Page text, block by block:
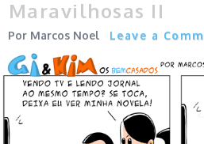
Maravilhosas II
Marcos Noel Leave a